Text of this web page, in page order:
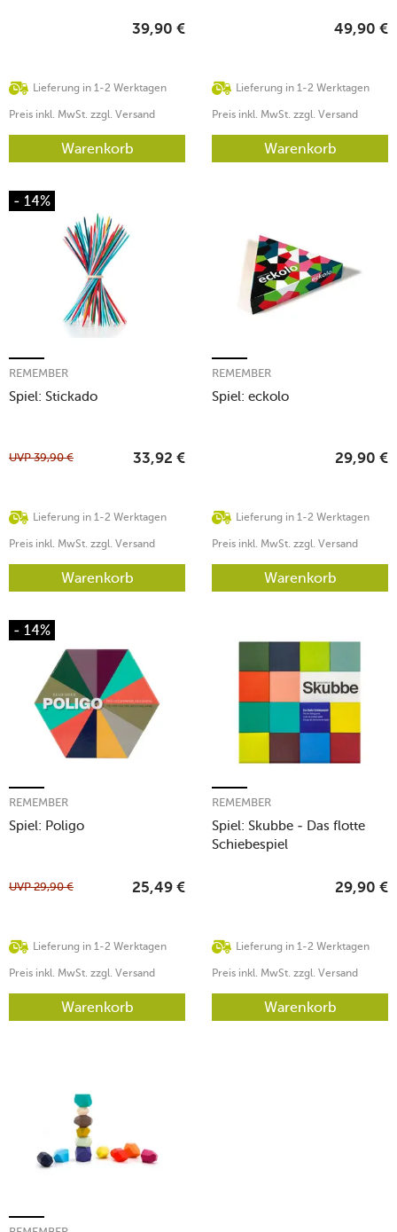
Lieferung in 1-2 Werktagen
39,90 €
Preis inkl. MwSt. zzgl. Versand
Warenkorb
Lieferung in 1-2 Werktagen
49,90 €
Preis inkl. MwSt. zzgl. Versand
Warenkorb
- 14%
Spiel: Stickado
REMEMBER
Lieferung in 1-2 Werktagen
UVP39,90 € 33,92 €
Preis inkl. MwSt. zzgl. Versand
Warenkorb
Spiel: eckolo
REMEMBER
Lieferung in 1-2 Werktagen
29,90 €
Preis inkl. MwSt. zzgl. Versand
Warenkorb
- 14%
Spiel: Poligo
REMEMBER
Lieferung in 1-2 Werktagen
UVP29,90 € 25,49 €
Preis inkl. MwSt. zzgl. Versand
Warenkorb
Spiel: Skubbe - Das flotte
Schiebespiel
REMEMBER
Lieferung in 1-2 Werktagen
29,90 €
Preis inkl. MwSt. zzgl. Versand
Warenkorb